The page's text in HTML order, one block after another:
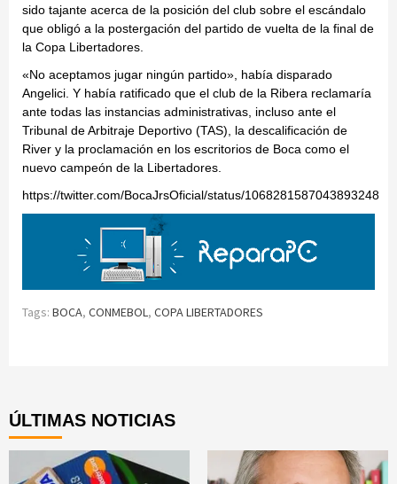
sido tajante acerca de la posición del club sobre el escándalo
que obligó a la postergación del partido de vuelta de la final de
la Copa Libertadores.
«No aceptamos jugar ningún partido», había disparado
Angelici. Y había ratificado que el club de la Ribera reclamaría
ante todas las instancias administrativas, incluso ante el
Tribunal de Arbitraje Deportivo (TAS), la descalificación de
River y la proclamación en los escritorios de Boca como el
nuevo campeón de la Libertadores.
https://twitter.com/BocaJrsOficial/status/1068281587043893248
Tags: BOCA, CONMEBOL , COPA LIBERTADORES
ÚLTIMAS NOTICIAS